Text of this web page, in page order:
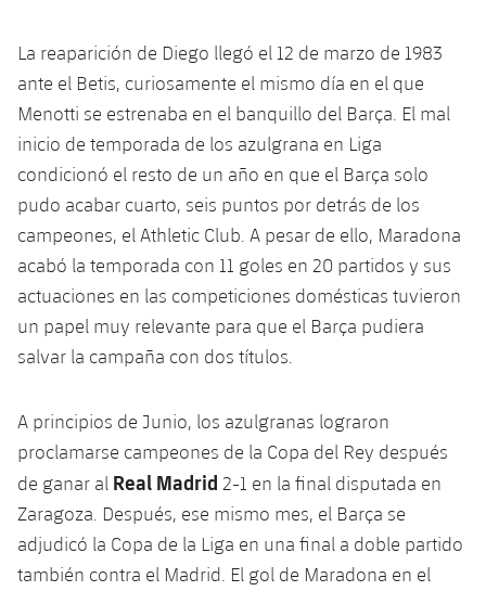
La reaparición de Diego llegó el 12 de marzo de 1983
ante el Betis, curiosamente el mismo día en el que
Menotti se estrenaba en el banquillo del Barça. El mal
inicio de temporada de los azulgrana en Liga
condicionó el resto de un año en que el Barça solo
pudo acabar cuarto, seis puntos por detrás de los
campeones, el Athletic Club. A pesar de ello, Maradona
acabó la temporada con 11 goles en 20 partidos y sus
actuaciones en las competiciones domésticas tuvieron
un papel muy relevante para que el Barça pudiera
salvar la campaña con dos títulos.
A principios de Junio, los azulgranas lograron
proclamarse campeones de la Copa del Rey después
de ganar al Real Madrid 2-1 en la final disputada en
Zaragoza. Después, ese mismo mes, el Barça se
adjudicó la Copa de la Liga en una final a doble partido
también contra el Madrid. El gol de Maradona en el